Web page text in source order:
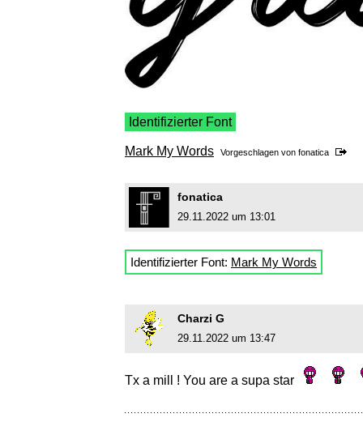
Identifizierter Font
Mark My Words Vorgeschlagen von fonatica
fonatica
29.11.2022 um 13:01
Identifizierter Font: Mark My Words
Charzi G
29.11.2022 um 13:47
Tx a mill ! You are a supa star